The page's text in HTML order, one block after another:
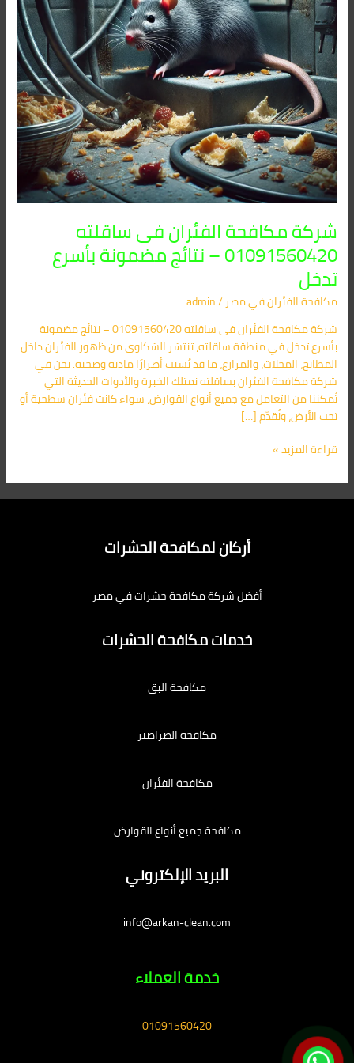
شركة مكافحة الفئران فى ساقلته
01091560420 – نتائج مضمونة بأسرع
تدخل
مكافحة الفئران​ في مصر/
admin
شركة مكافحة الفئران فى ساقلته 01091560420 – نتائج مضمونة
بأسرع تدخل في منطقة ساقلته، تنتشر الشكاوى من ظهور الفئران داخل
المطابخ، المحلات، والمزارع، ما قد يُسبب أضرارًا مادية وصحية. نحن في
شركة مكافحة الفئران بساقلته نمتلك الخبرة والأدوات الحديثة التي
تُمكننا من التعامل مع جميع أنواع القوارض، سواء كانت فئران سطحية أو
تحت الأرض، ونُقدّم […]
نتائج
مضمونة
بأسرع
تدخل
قراءة المزيد »
أركان لمكافحة الحشرات
أفضل شركة مكافحة حشرات في مصر
خدمات مكافحة الحشرات
مكافحة البق
مكافحة الصراصير
مكافحة الفئران
مكافحة جميع أنواع القوارض
البريد الإلكتروني
info@arkan-clean.com
خدمة العملاء
01091560420